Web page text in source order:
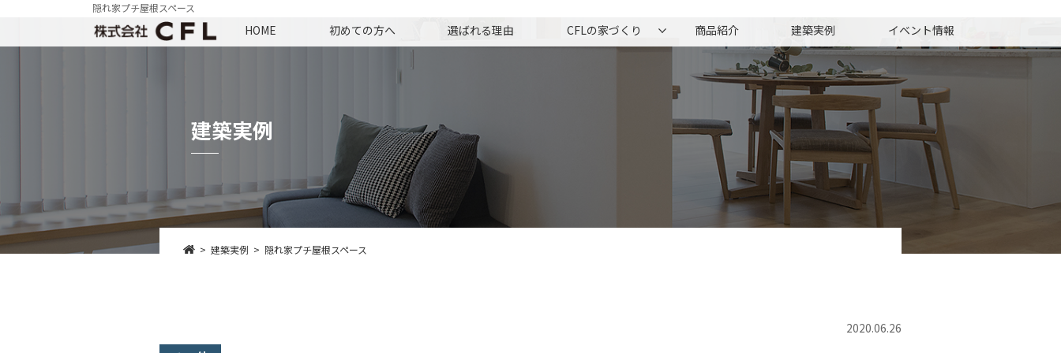
隠れ家プチ屋根スペース
HOME 初めての方へ 選ばれる理由 CFLの家づくり 商品紹介 建築実例 イベント情報
建築実例
建築実例 隠れ家プチ屋根スペース
2020.06.26